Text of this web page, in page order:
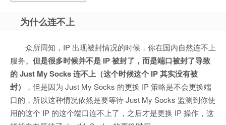
为什么连不上
众所周知，IP 出现被封情况的时候，你在国内自然连不上
服务。 但是很多时候并不是 IP 被封了，而是端口被封了导致
的 Just My Socks 连不上（这个时候这个 IP 其实没有被
封）
，但是因为 Just My Socks 的更换 IP 策略是不会更换端
口的，所以这种情况依然是要等待 Just My Socks 监测到你使
用的这个 IP 的这个端口连不上了，之后才是更换 IP 操作，这